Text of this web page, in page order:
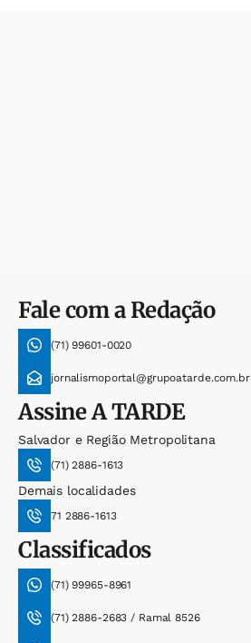
Fale com a Redação
(71) 99601-0020
jornalismoportal@grupoatarde.com.br
AssineA TARDE
Salvador e Região Metropolitana
(71) 2886-1613
Demais localidades
71 2886-1613
Classificados
(71) 99965-8961
(71) 2886-2683 / Ramal 8526